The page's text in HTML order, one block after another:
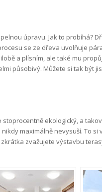
úpravu. Jak to probíhá?
se ze dřeva uvolňuje
a plísním, ale také mu
působivý. Můžete si tak být
stoprocentně ekologický, a
maximálně nevysuší. To
zvažujete výstavbu